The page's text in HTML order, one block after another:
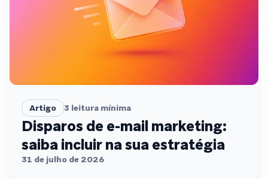
Artigo 3 leitura mínima
Disparos de e-mail marketing:
saiba incluir na sua estratégia
31 de julho de 2026